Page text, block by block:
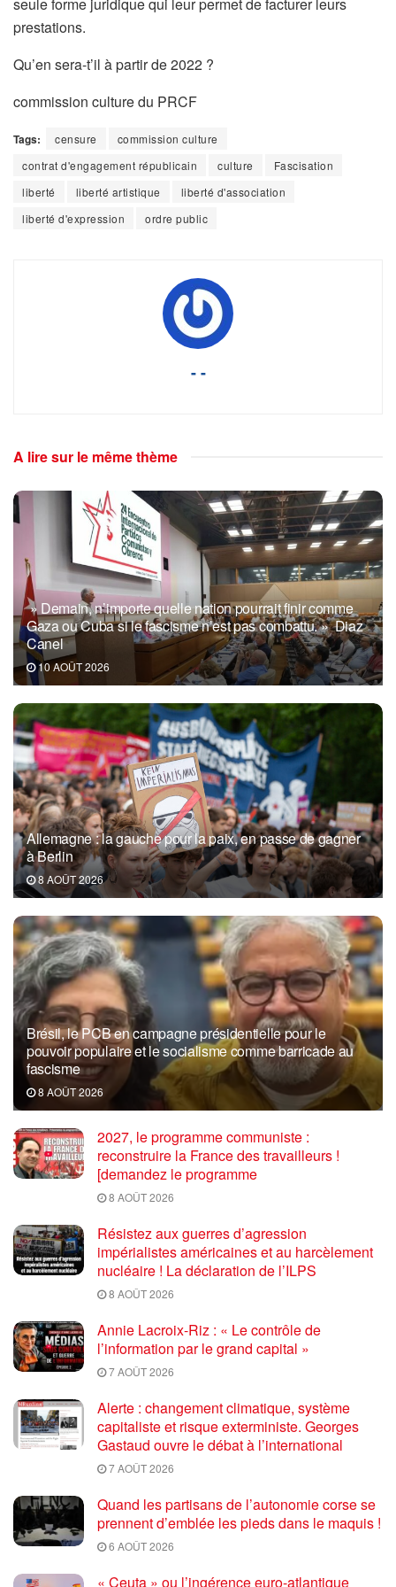
prestations.
Qu’en sera-t’il à partir de 2022 ?
commission culture du PRCF
Tags: censure
commission culture
contrat d'engagement républicain
culture
Fascisation
liberté
liberté artistique
liberté d'association
liberté d'expression
ordre public
- -
A lire sur le même thème
» Demain, n’importe quelle nation pourrait finir comme
Gaza ou Cuba si le fascisme n’est pas combattu. » Diaz
Canel
10 AOÛT 2026
Allemagne : la gauche pour la paix, en passe de gagner
à Berlin
8 AOÛT 2026
Brésil, le PCB en campagne présidentielle pour le
pouvoir populaire et le socialisme comme barricade au
fascisme
8 AOÛT 2026
2027, le programme communiste :
reconstruire la France des travailleurs !
[demandez le programme
8 AOÛT 2026
Résistez aux guerres d’agression
impérialistes américaines et au harcèlement
nucléaire ! La déclaration de l’ILPS
8 AOÛT 2026
Annie Lacroix-Riz : « Le contrôle de
l’information par le grand capital »
7 AOÛT 2026
Alerte : changement climatique, système
capitaliste et risque exterministe. Georges
Gastaud ouvre le débat à l’international
7 AOÛT 2026
Quand les partisans de l’autonomie corse se
prennent d’emblée les pieds dans le maquis !
6 AOÛT 2026
« Ceuta » ou l’ingérence euro-atlantique